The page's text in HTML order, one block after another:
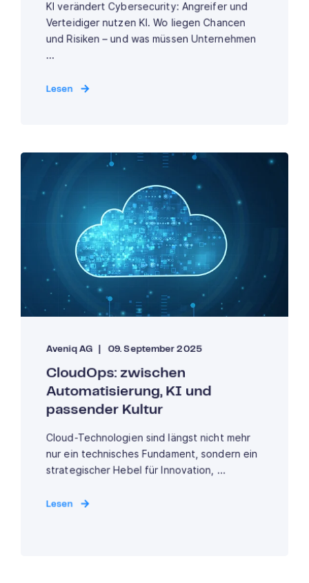
KI verändert Cybersecurity: Angreifer und
Verteidiger nutzen KI. Wo liegen Chancen
und Risiken – und was müssen Unternehmen
...
Lesen
Aveniq AG 09. September 2025
CloudOps: zwischen
Automatisierung, KI und
passender Kultur
Cloud-Technologien sind längst nicht mehr
nur ein technisches Fundament, sondern ein
strategischer Hebel für Innovation, ...
Lesen